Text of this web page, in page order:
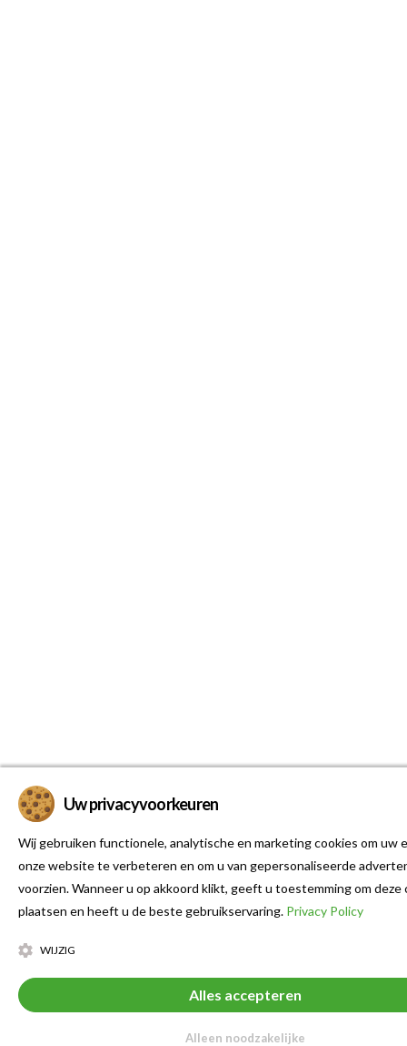
Uw privacyvoorkeuren
Wij gebruiken functionele, analytische en marketing cookies om uw
onze website te verbeteren en om u van gepersonaliseerde
voorzien. Wanneer u op akkoord klikt, geeft u toestemming om deze
plaatsen en heeft u de beste gebruikservaring. Privacy Policy
WIJZIG
Alles accepteren
Alleen noodzakelijke